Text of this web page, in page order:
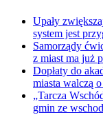
Upały
system jest
Samorządy
z miast ma już
Dopłaty do
miasta walczą
„Tarcza
gmin ze